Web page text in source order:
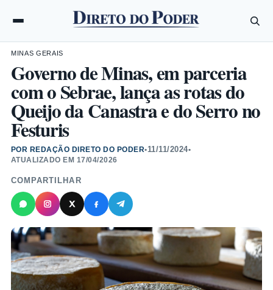
MINAS GERAIS
Governo de Minas, em parceria
com o Sebrae, lança as rotas do
Queijo da Canastra e do Serro no
Festuris
POR REDAÇÃO DIRETO DO PODER•11/11/2024•
ATUALIZADO EM 17/04/2026
COMPARTILHAR